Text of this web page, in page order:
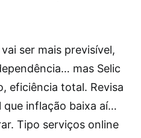
ser mais previsível,
mas Selic
eficiência total. Revisa
inflação baixa aí…
Tipo serviços online